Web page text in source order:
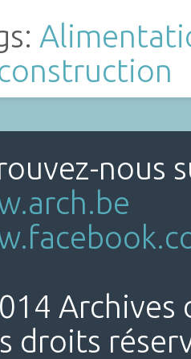
nous
Archives
droits